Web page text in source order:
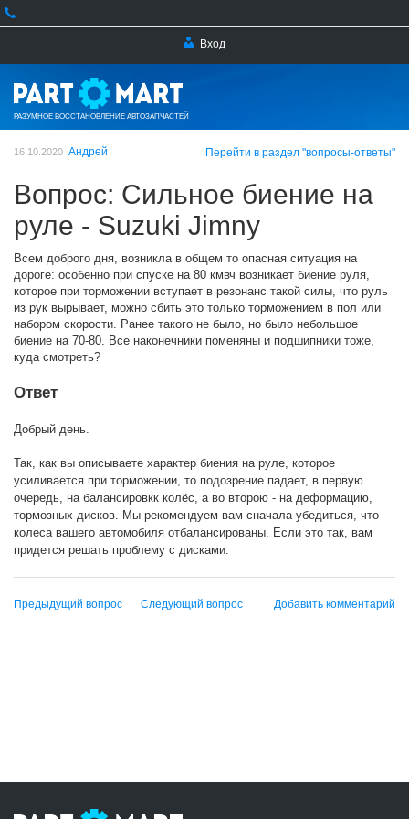
Вход
РАЗУМНОЕ ВОССТАНОВЛЕНИЕ АВТОЗАПЧАСТЕЙ
16.10.2020 Андрей Перейти в раздел "вопросы-ответы"
Вопрос: Сильное биение на
руле - Suzuki Jimny
Всем доброго дня, возникла в общем то опасная ситуация на
дороге: особенно при спуске на 80 кмвч возникает биение руля,
которое при торможении вступает в резонанс такой силы, что руль
из рук вырывает, можно сбить это только торможением в пол или
набором скорости. Ранее такого не было, но было небольшое
биение на 70-80. Все наконечники поменяны и подшипники тоже,
куда смотреть?
Ответ
Добрый день.
Так, как вы описываете характер биения на руле, которое
усиливается при торможении, то подозрение падает, в первую
очередь, на балансировкк колёс, а во второю - на деформацию,
тормозных дисков. Мы рекомендуем вам сначала убедиться, что
колеса вашего автомобиля отбалансированы. Если это так, вам
придется решать проблему с дисками.
Предыдущий вопрос Следующий вопрос Добавить комментарий